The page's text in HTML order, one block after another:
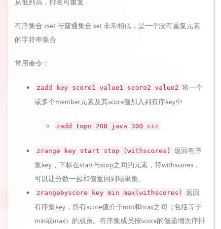
有序集合 zset 与普通集合 set 非常相似，是一个没有重复元素
的字符串集合
常用命令：
zadd key score1 value1 score2 value2 将一个
或多个member元素及其score值加入到有序key中
zadd topn 200 java 300 c++
zrange key start stop (withscores)
返回有序
集key，下标在start与stop之间的元素，带withscores，
可以让分数一起和值返回到结果集。
zrangebyscore key min max(withscores)
返回
有序集key，所有score值介于min和max之间（包括等于
min或max）的成员。有序集成员按score的值递增次序排